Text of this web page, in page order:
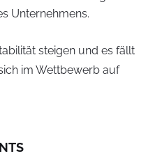
Unternehmens.
steigen und es fällt
im Wettbewerb auf